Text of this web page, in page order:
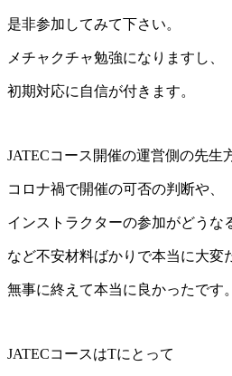
是非参加してみて下さい。
メチャクチャ勉強になりますし、
初期対応に自信が付きます。
JATECコース開催の運営側の先生
コロナ禍で開催の可否の判断や、
インストラクターの参加がどうな
など不安材料ばかりで本当に大変
無事に終えて本当に良かったです
JATECコースはTにとって